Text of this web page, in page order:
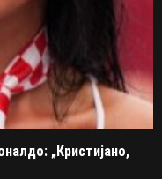
„Кристијано,